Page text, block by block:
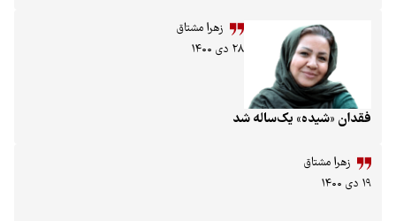
زهرا مشتاق
۲۸ دی ۱۴۰۰
یک‌ساله شد